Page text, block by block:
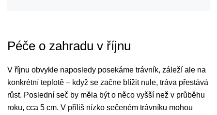
Péče o zahradu v říjnu
V říjnu obvykle naposledy posekáme trávník, záleží ale na
konkrétní teplotě – když se začne blížit nule, tráva přestává
růst. Poslední seč by měla být o něco vyšší než v průběhu
roku, cca 5 cm. V příliš nízko sečeném trávníku mohou